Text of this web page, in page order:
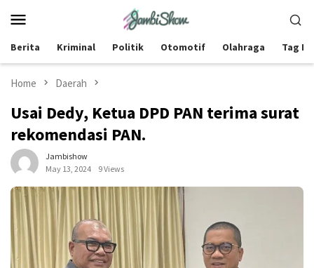
Berita Kriminal Politik Otomotif Olahraga Tag
Home Daerah
Usai Dedy, Ketua DPD PAN terima surat
rekomendasi PAN.
Jambishow
May 13, 2024
9 Views